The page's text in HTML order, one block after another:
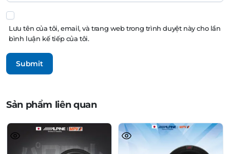
Lưu tên của tôi, email, và trang web trong trình duyệt này cho lần
bình luận kế tiếp của tôi.
Sản phẩm liên quan